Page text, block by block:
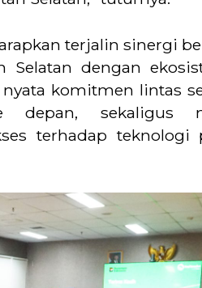
terjalin sinergi
Selatan dengan
komitmen lintas
sekaligus
terhadap teknologi